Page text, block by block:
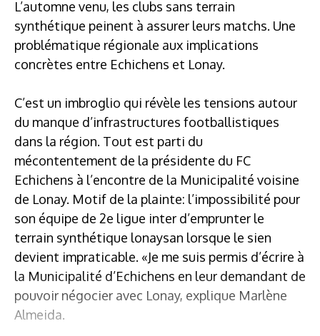
L’automne venu, les clubs sans terrain
synthétique peinent à assurer leurs matchs. Une
problématique régionale aux implications
concrètes entre Echichens et Lonay.
C’est un imbroglio qui révèle les tensions autour
du manque d’infrastructures footballistiques
dans la région. Tout est parti du
mécontentement de la présidente du FC
Echichens à l’encontre de la Municipalité voisine
de Lonay. Motif de la plainte: l’impossibilité pour
son équipe de 2e ligue inter d’emprunter le
terrain synthétique lonaysan lorsque le sien
devient impraticable. «Je me suis permis d’écrire à
la Municipalité d’Echichens en leur demandant de
pouvoir négocier avec Lonay, explique Marlène
Almeida.